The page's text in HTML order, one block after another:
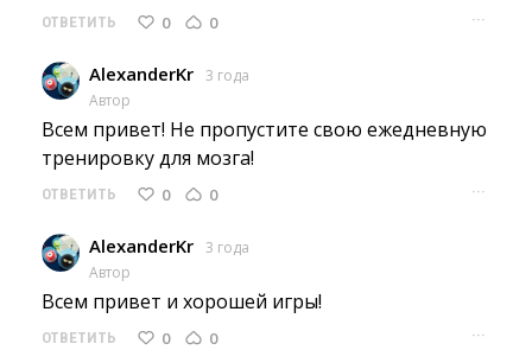
ОТВЕТИТЬ 0 0 ···
AlexanderKr 3 года
Автор
Всем привет! Не пропустите свою ежедневную
тренировку для мозга!
ОТВЕТИТЬ 0 0 ···
AlexanderKr 3 года
Автор
Всем привет и хорошей игры!
ОТВЕТИТЬ 0 0 ···